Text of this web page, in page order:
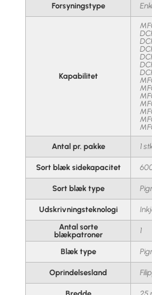
Forsyningstype
Kapabilitet
Antal pr. pakke 1
Sort blæk sidekapacitet
Sort blæk type
Udskrivningsteknologi
Antal sorte
blækpatroner
1
Blæk type
Oprindelsesland